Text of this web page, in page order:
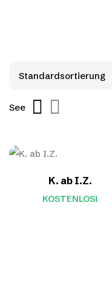
See
K. ab I.Z.
KOSTENLOS!